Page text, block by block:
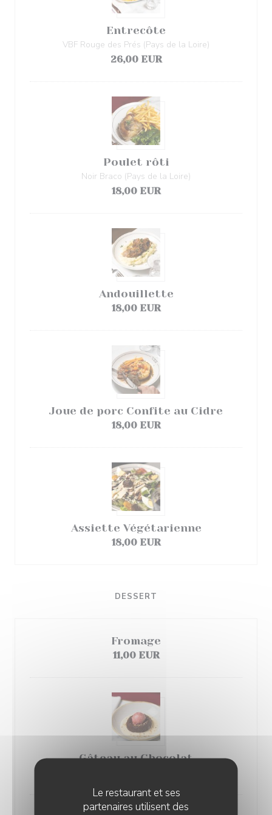
Le restaurant et ses
partenaires utilisent des
Entrecôte
VBF Rouge des Prés (Pays de la Loire)
26,00 EUR
Poulet rôti
Noir Braco (Pays de la Loire)
18,00 EUR
Andouillette
18,00 EUR
Joue de porc Confite au Cidre
18,00 EUR
Assiette Végétarienne
18,00 EUR
DESSERT
Fromage
11,00 EUR
Gâteau au Chocolat